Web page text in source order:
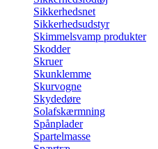
Sikkerhedsnet
Sikkerhedsudstyr
Skimmelsvamp produkter
Skodder
Skruer
Skunklemme
Skurvogne
Skydedøre
Solafskærmning
Spånplader
Spartelmasse